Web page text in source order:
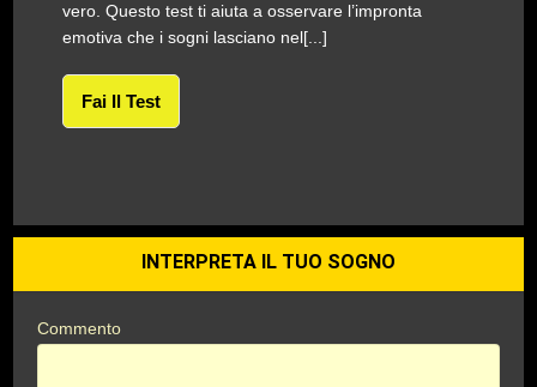
vero. Questo test ti aiuta a osservare l’impronta
emotiva che i sogni lasciano nel[...]
Fai Il Test
INTERPRETA IL TUO SOGNO
Commento